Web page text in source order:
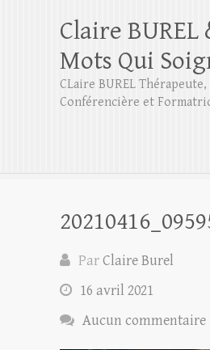
Claire BUREL
Mots Qui
CLaire BUREL
Conférencière et
ParClaire Burel
16 avril 2021
Aucun commentaire